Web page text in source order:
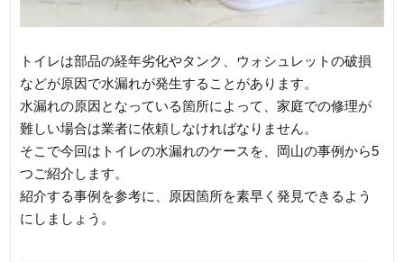
トイレは部品の経年劣化やタンク、ウォシュレットの破損
などが原因で水漏れが発生することがあります。
水漏れの原因となっている箇所によって、家庭での修理が
難しい場合は業者に依頼しなければなりません。
そこで今回はトイレの水漏れのケースを、岡山の事例から5
つご紹介します。
紹介する事例を参考に、原因箇所を素早く発見できるよう
にしましょう。